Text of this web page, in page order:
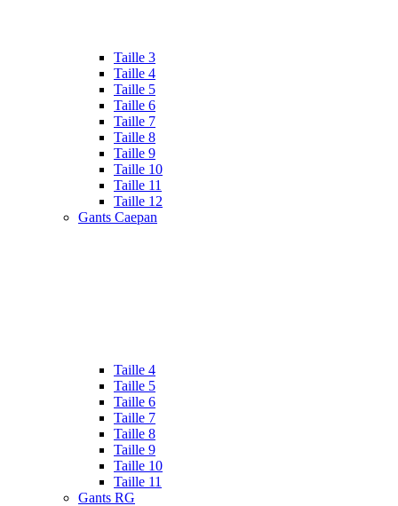
Taille 3
Taille 4
Taille 5
Taille 6
Taille 7
Taille 8
Taille 9
Taille 10
Taille 11
Taille 12
Gants Caepan
Taille 4
Taille 5
Taille 6
Taille 7
Taille 8
Taille 9
Taille 10
Taille 11
Gants RG